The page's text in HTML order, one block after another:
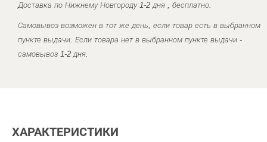
Доставка по Нижнему Новгороду 1-2 дня , бесплатно.
Самовывоз возможен в тот же день, если товар есть в выбранном
пункте выдачи. Если товара нет в выбранном пункте выдачи -
самовывоз 1-2 дня.
ХАРАКТЕРИСТИКИ